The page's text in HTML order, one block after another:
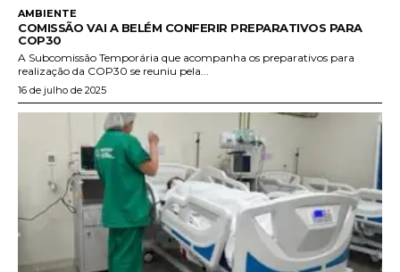
AMBIENTE
COMISSÃO VAI A BELÉM CONFERIR PREPARATIVOS PARA
COP30
A Subcomissão Temporária que acompanha os preparativos para
realização da COP30 se reuniu pela...
16 de julho de 2025